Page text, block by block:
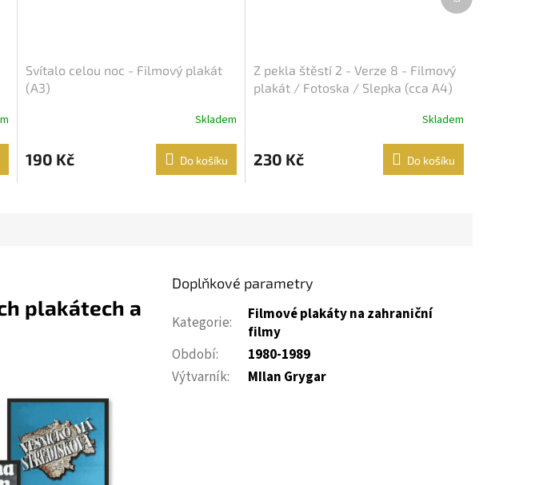
Svítalo celou noc - Filmový plakát
(A3)
Skladem
190 Kč Do košíku
Z pekla štěstí 2 - Verze 8 - Filmový
plakát / Fotoska / Slepka (cca A4)
Skladem
230 Kč Do košíku
plakátech a
Doplňkové parametry
Kategorie:
Filmové plakáty na zahraniční
filmy
Období:
1980-1989
Výtvarník: MIlan Grygar